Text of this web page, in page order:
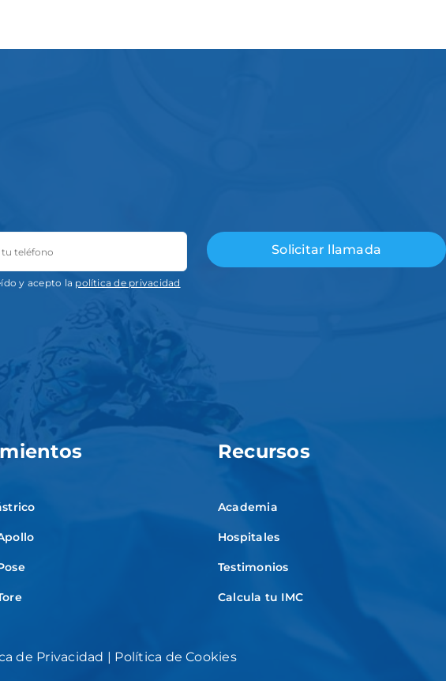
y acepto la política de privacidad
Recursos
Academia
Hospitales
Testimonios
Calcula tu IMC
de Privacidad | Política de Cookies